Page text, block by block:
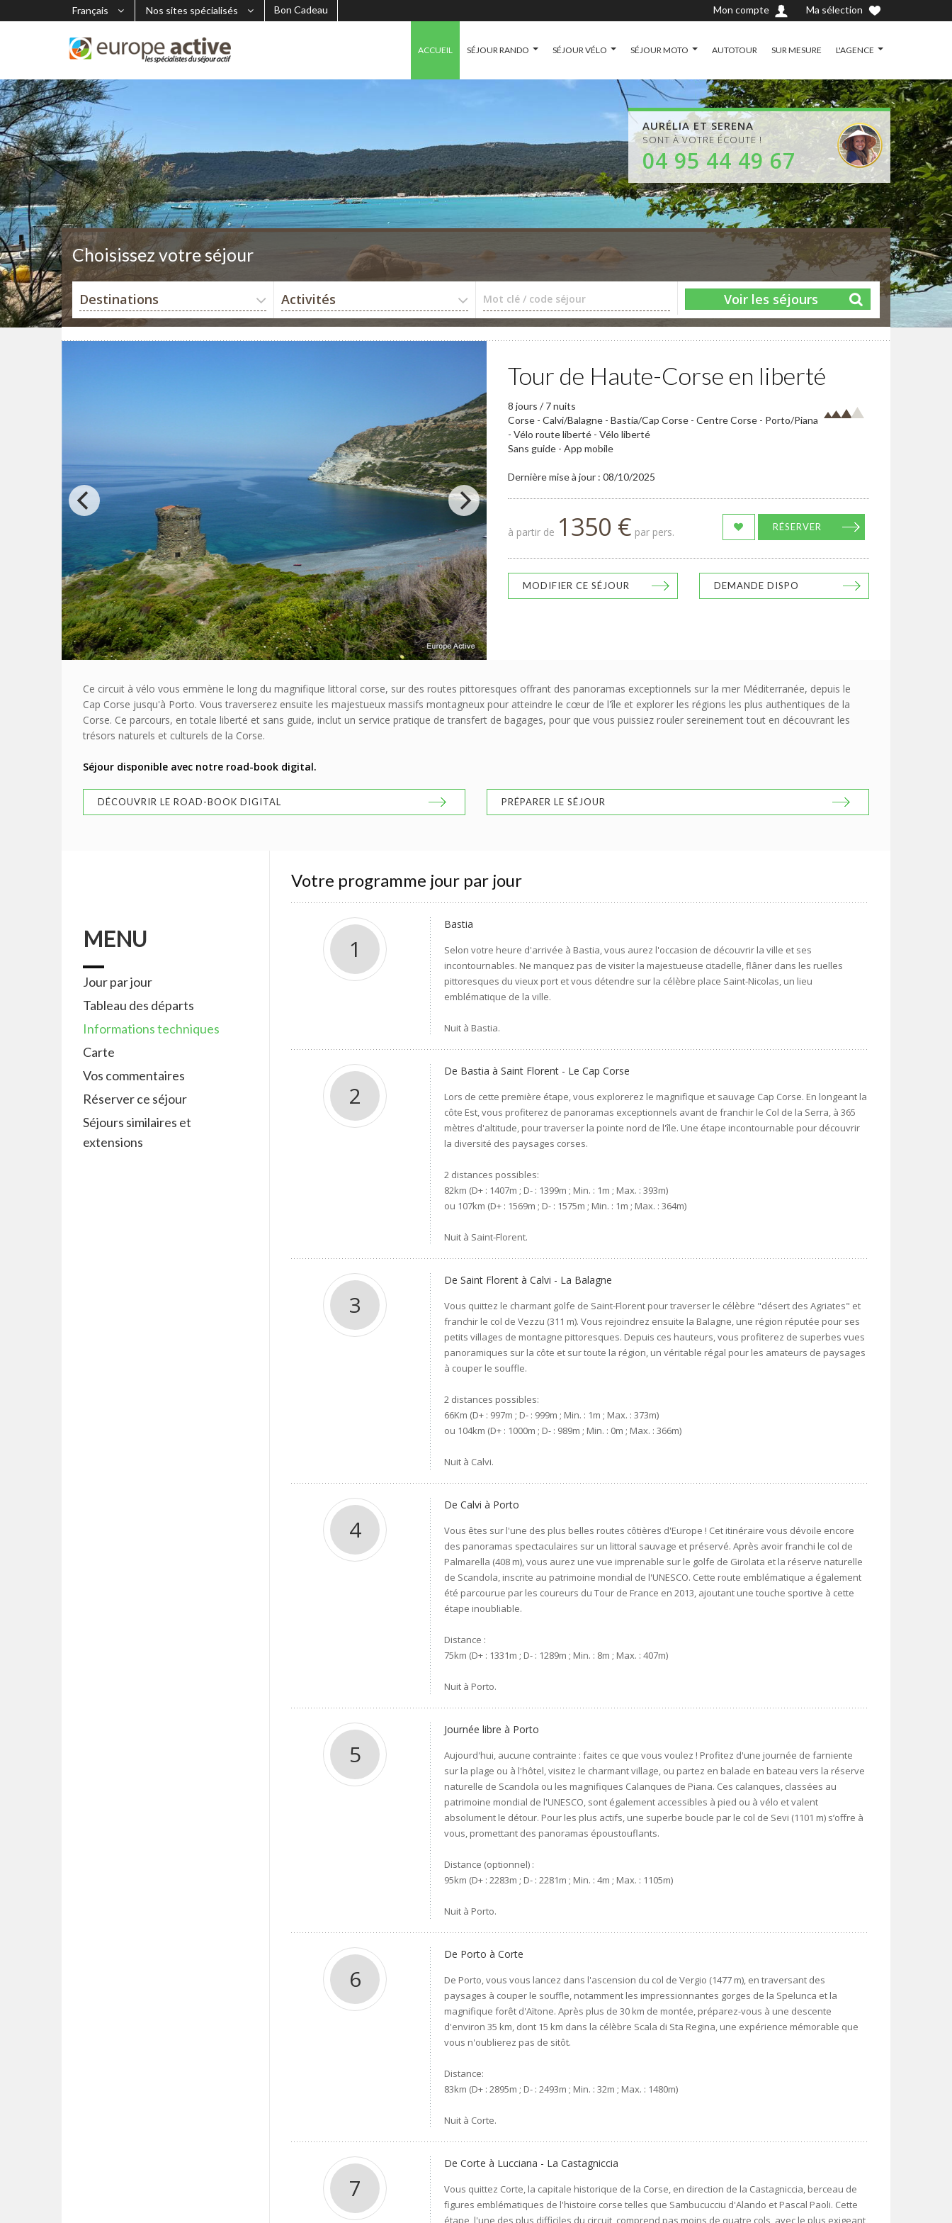
Français Nos sites spécialisés Bon Cadeau Ma sélection
Mon compte
ACCUEIL SÉJOUR RANDO SÉJOUR VÉLO SÉJOUR MOTO AUTOTOUR SUR MESURE L'AGENCE
AURÉLIA ET SERENA
SONT À VOTRE ÉCOUTE !
04 95 44 49 67
Choisissez votre séjour
Destinations Activités Mot clé / code séjour Voir les séjours
Tour de Haute-Corse en liberté
8 jours / 7 nuits
Corse - Calvi/Balagne - Bastia/Cap Corse - Centre Corse - Porto/Piana
- Vélo route liberté - Vélo liberté
Sans guide - App mobile
Dernière mise à jour : 08/10/2025
à partir de 1350 € par pers. RÉSERVER
MODIFIER CE SÉJOUR DEMANDE DISPO
Ce circuit à vélo vous emmène le long du magnifique littoral corse, sur des routes pittoresques offrant des panoramas exceptionnels sur la mer Méditerranée, depuis le
Cap Corse jusqu'à Porto. Vous traverserez ensuite les majestueux massifs montagneux pour atteindre le cœur de l'île et explorer les régions les plus authentiques de la
Corse. Ce parcours, en totale liberté et sans guide, inclut un service pratique de transfert de bagages, pour que vous puissiez rouler sereinement tout en découvrant les
trésors naturels et culturels de la Corse.
Séjour disponible avec notre road-book digital.
DÉCOUVRIR LE ROAD-BOOK DIGITAL PRÉPARER LE SÉJOUR
MENU
Jour par jour
Tableau des départs
Informations techniques
Carte
Vos commentaires
Réserver ce séjour
Séjours similaires et
extensions
Votre programme jour par jour
1
Bastia
Selon votre heure d'arrivée à Bastia, vous aurez l'occasion de découvrir la ville et ses
incontournables. Ne manquez pas de visiter la majestueuse citadelle, flâner dans les ruelles
pittoresques du vieux port et vous détendre sur la célèbre place Saint-Nicolas, un lieu
emblématique de la ville.
Nuit à Bastia.
2
De Bastia à Saint Florent - Le Cap Corse
Lors de cette première étape, vous explorerez le magnifique et sauvage Cap Corse. En longeant la
côte Est, vous profiterez de panoramas exceptionnels avant de franchir le Col de la Serra, à 365
mètres d'altitude, pour traverser la pointe nord de l'île. Une étape incontournable pour découvrir
la diversité des paysages corses.
2 distances possibles:
82km (D+ : 1407m ; D- : 1399m ; Min. : 1m ; Max. : 393m)
ou 107km (D+ : 1569m ; D- : 1575m ; Min. : 1m ; Max. : 364m)
Nuit à Saint-Florent.
3
De Saint Florent à Calvi - La Balagne
Vous quittez le charmant golfe de Saint-Florent pour traverser le célèbre "désert des Agriates" et
franchir le col de Vezzu (311 m). Vous rejoindrez ensuite la Balagne, une région réputée pour ses
petits villages de montagne pittoresques. Depuis ces hauteurs, vous profiterez de superbes vues
panoramiques sur la côte et sur toute la région, un véritable régal pour les amateurs de paysages
à couper le souffle.
2 distances possibles:
66Km (D+ : 997m ; D- : 999m ; Min. : 1m ; Max. : 373m)
ou 104km (D+ : 1000m ; D- : 989m ; Min. : 0m ; Max. : 366m)
Nuit à Calvi.
4
De Calvi à Porto
Vous êtes sur l'une des plus belles routes côtières d'Europe ! Cet itinéraire vous dévoile encore
des panoramas spectaculaires sur un littoral sauvage et préservé. Après avoir franchi le col de
Palmarella (408 m), vous aurez une vue imprenable sur le golfe de Girolata et la réserve naturelle
de Scandola, inscrite au patrimoine mondial de l'UNESCO. Cette route emblématique a également
été parcourue par les coureurs du Tour de France en 2013, ajoutant une touche sportive à cette
étape inoubliable.
Distance :
75km (D+ : 1331m ; D- : 1289m ; Min. : 8m ; Max. : 407m)
Nuit à Porto.
5
Journée libre à Porto
Aujourd'hui, aucune contrainte : faites ce que vous voulez ! Profitez d'une journée de farniente
sur la plage ou à l'hôtel, visitez le charmant village, ou partez en balade en bateau vers la réserve
naturelle de Scandola ou les magnifiques Calanques de Piana. Ces calanques, classées au
patrimoine mondial de l'UNESCO, sont également accessibles à pied ou à vélo et valent
absolument le détour. Pour les plus actifs, une superbe boucle par le col de Sevi (1101 m) s’offre à
vous, promettant des panoramas époustouflants.
Distance (optionnel) :
95km (D+ : 2283m ; D- : 2281m ; Min. : 4m ; Max. : 1105m)
Nuit à Porto.
6
De Porto à Corte
De Porto, vous vous lancez dans l'ascension du col de Vergio (1477 m), en traversant des
paysages à couper le souffle, notamment les impressionnantes gorges de la Spelunca et la
magnifique forêt d'Aïtone. Après plus de 30 km de montée, préparez-vous à une descente
d'environ 35 km, dont 15 km dans la célèbre Scala di Sta Regina, une expérience mémorable que
vous n'oublierez pas de sitôt.
Distance:
83km (D+ : 2895m ; D- : 2493m ; Min. : 32m ; Max. : 1480m)
Nuit à Corte.
7
De Corte à Lucciana - La Castagniccia
Vous quittez Corte, la capitale historique de la Corse, en direction de la Castagniccia, berceau de
figures emblématiques de l'histoire corse telles que Sambucucciu d'Alando et Pascal Paoli. Cette
étape, l'une des plus difficiles du circuit, comprend pas moins de quatre cols, avec le plus exigeant